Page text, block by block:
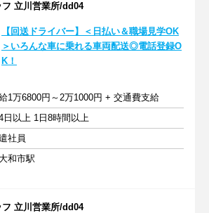
立川営業所/dd04
【回送ドライバー】＜日払い＆職場見学OK
＞いろんな車に乗れる車両配送◎電話登録O
K！
1万6800円～2万1000円 + 交通費支給
日以上 1日8時間以上
社員
和市駅
立川営業所/dd04